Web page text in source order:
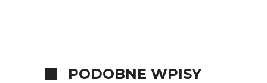
PODOBNE WPISY